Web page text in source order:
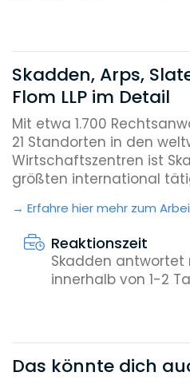
Skadden, Arps,
Flom LLP im Detail
Mit etwa 1.700
21 Standorten in den
Wirtschaftszentren ist
größten international
Erfahre hier mehr zum
Reaktionszeit
Skadden antwortet
innerhalb von 1-2
Das könnte dich